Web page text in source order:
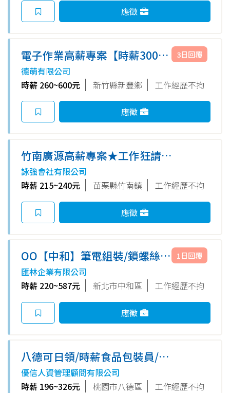
應徵
電子作業高薪專案【時薪300】
▶週休二日▶週領五千 ▶交通車
▶免無塵衣.快報緯
德萌有限公司
時薪 260~600元
新竹縣新豐鄉 工作經歷不拘
3日回覆
應徵
竹南廣源高薪專案★工作狂請進
【8H日夜自選】★休假日加班2
倍計薪★入職即享餐費補助★免
學經歷高錄取
詠強會社有限公司
時薪 215~240元
苗栗縣竹南鎮 工作經歷不拘
應徵
OO【中和】筆電組裝/鎖螺絲｜
時薪220｜週休六日｜可日領｜
最高67K｜免經驗
匯林企業有限公司
時薪 220~587元
新北市中和區 工作經歷不拘
1日回覆
應徵
八德可日領/時薪食品包裝員/週
休六日/書審免二試/無經驗可/體
檢補助/八德1-KO
優信人資管理顧問有限公司
時薪 196~326元
桃園市八德區 工作經歷不拘